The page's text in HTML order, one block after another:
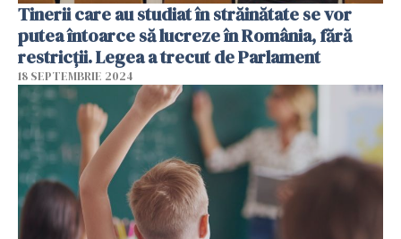
Tinerii care au studiat în străinătate se vor
putea întoarce să lucreze în România, fără
restricții. Legea a trecut de Parlament
18 SEPTEMBRIE 2024